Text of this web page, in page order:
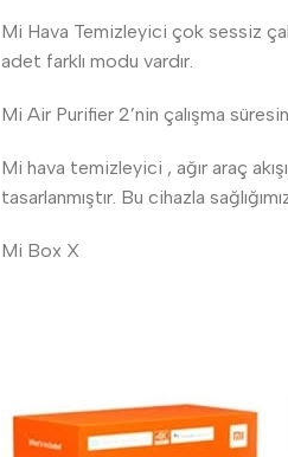
Mi Hava Temizleyici çok sessiz
adet farklı modu vardır.
Mi Air Purifier 2’nin çalışma
Mi hava temizleyici , ağır araç
tasarlanmıştır. Bu cihazla
Mi Box X